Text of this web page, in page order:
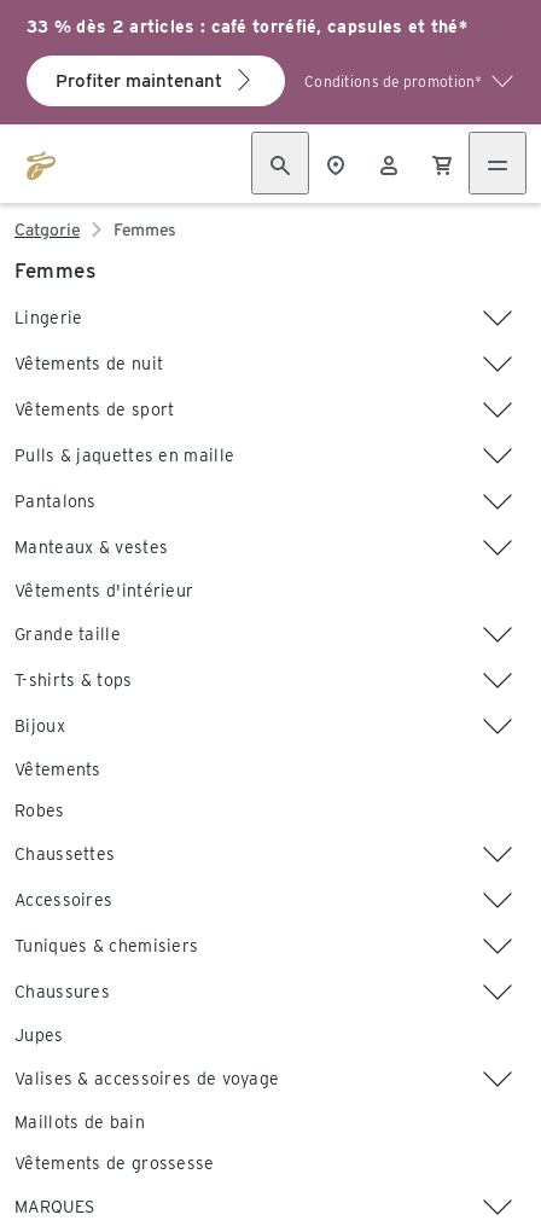
33 % dès 2 articles : café torréfié, capsules et thé*
Profiter maintenant Conditions de promotion*
Catgorie Femmes
Femmes
Lingerie
Vêtements de nuit
Vêtements de sport
Pulls & jaquettes en maille
Pantalons
Manteaux & vestes
Vêtements d'intérieur
Grande taille
T-shirts & tops
Bijoux
Vêtements
Robes
Chaussettes
Accessoires
Tuniques & chemisiers
Chaussures
Jupes
Valises & accessoires de voyage
Maillots de bain
Vêtements de grossesse
MARQUES